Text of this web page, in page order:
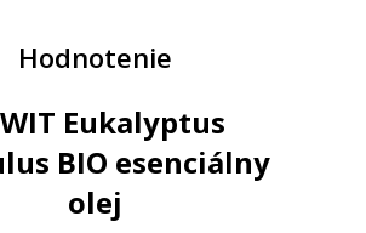
Hodnotenie
Eukalyptus
BIO esenciálny
olej